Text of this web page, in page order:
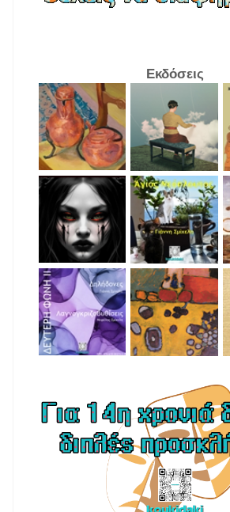
Εκδόσεις